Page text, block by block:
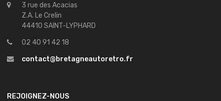
3 rue des Acacias
Z.A. Le Crelin
44410 SAINT-LYPHARD
02 40 91 42 18
contact@bretagneautoretro.fr
REJOIGNEZ-NOUS